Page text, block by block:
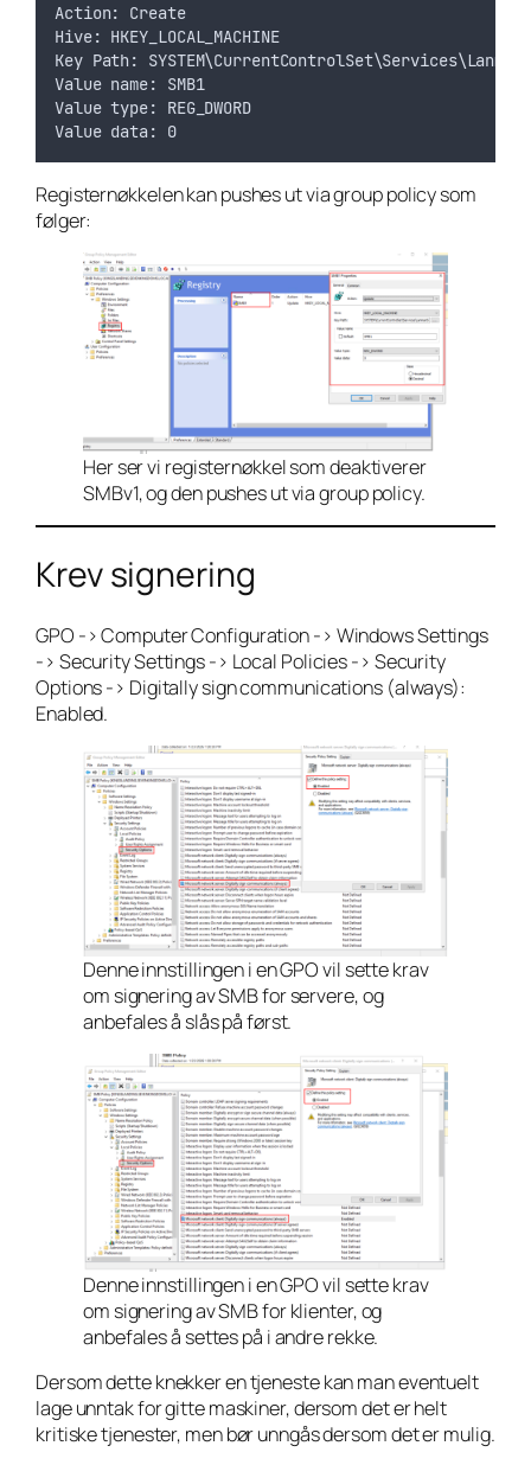
Action: Create
Hive: HKEY_LOCAL_MACHINE
Key Path:
Value name: SMB1
Value type: REG_DWORD
Value data: 0
Registernøkkelen kan pushes ut via group policy som
følger:
Her ser vi registernøkkel som deaktiverer
SMBv1, og den pushes ut via group policy.
Krev signering
GPO -> Computer Configuration -> Windows Settings
-> Security Settings -> Local Policies -> Security
Options -> Digitally sign communications (always):
Enabled.
Denne innstillingen i en GPO vil sette krav
om signering av SMB for servere, og
anbefales å slås på først.
Denne innstillingen i en GPO vil sette krav
om signering av SMB for klienter, og
anbefales å settes på i andre rekke.
Dersom dette knekker en tjeneste kan man eventuelt
lage unntak for gitte maskiner, dersom det er helt
kritiske tjenester, men bør unngås dersom det er mulig.